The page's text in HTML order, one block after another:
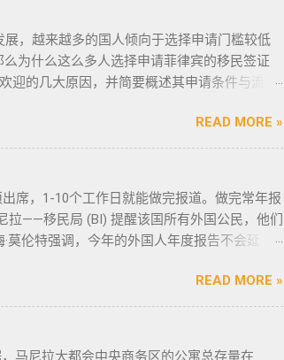
请驱逐令。成为菲律宾不受欢迎的人。从去
式只有遣返。 上了菲律宾黑名单以后怎么再
那么您可以联系我们帮您洗黑直接清底，整
入境的。 如果您需要了就联系我们在线客服
在菲买二手车一般都是车主将车卖给车行，车
到两份合同，第一份是车主卖给车行的，这里
ID和车行老板ID复印件作为合同附件一同给
都是一张空白的合同，只有车行的签字，所以
同，后面会说为什么； 3、检查CR/OR原件，
交保险，保险品类； 4、车牌要注意是不是临
个号码，对号码有要求的也要注意识别是不是
的，不同车型不一样，所以要合适清楚；随车
份OR/CR文件，这些一定要放在家里保存好，
迎联系和咨询我们，微信：BGC998 电报
可靠，可以安排工作人员上门取...
，越来越多的国人倾向于选择申请门槛较低
为什么这么多人选择申请菲律宾的移民签证
的几大原因，并简要概述其申请条件与流
由。 在菲律宾，主要有两种移民签证：
别注意的是，获得移民签证并不意味着放弃中
获得这些签证后，不仅能在菲律宾享受更多福
影响。 退休移民签证——SRRV
颁发的移民绿卡，持有者可以自由出入境，
和房产投资类。 现金存款类： （1）申请
需另存款1.5万美元/人； （2）存款冻结在
可随时赎回存款。 房产投资类： （1）存
部门； 2、审核该存款的安全性，申请人需
READ MORE »
席，1-10个工作日就能做完报道。做完常年报
拉——移民局 (BI) 提醒该国所有外国公民，他们
伦特强调，今年的外国人年度报告不会延
逐出境或监禁。” 莫伦特还建议尚未提交报告的
以获得他们的名额。 莫伦特说，每天只保留
。 与此同时，移民局外国人登记处处长阿
外国人仍可在返回该国后 30 天内进行报
READ MORE »
马尼拉大都会中央商务区的公寓总存量在